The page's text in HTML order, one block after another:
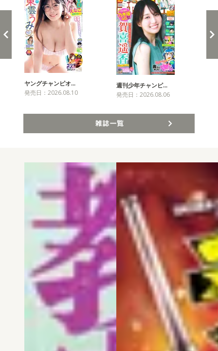
ヤングチャンピオ…
発売日：2026.08.10
週刊少年チャンピ…
発売日：2026.08.06